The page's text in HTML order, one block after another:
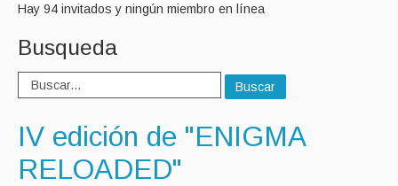
Hay 94 invitados y ningún miembro en línea
Busqueda
Buscar
IV edición de "ENIGMA
RELOADED"